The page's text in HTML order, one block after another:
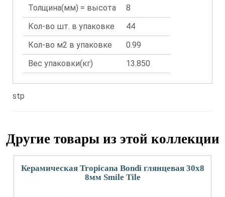
Толщина(мм) = высота
8
Кол-во шт. в упаковке
44
Кол-во м2 в упаковке
0.99
Вес упаковки(кг)
13.850
stp
Другие товары из этой коллекции
Керамическая Tropicana Bondi глянцевая 30x8
8мм Smile Tile